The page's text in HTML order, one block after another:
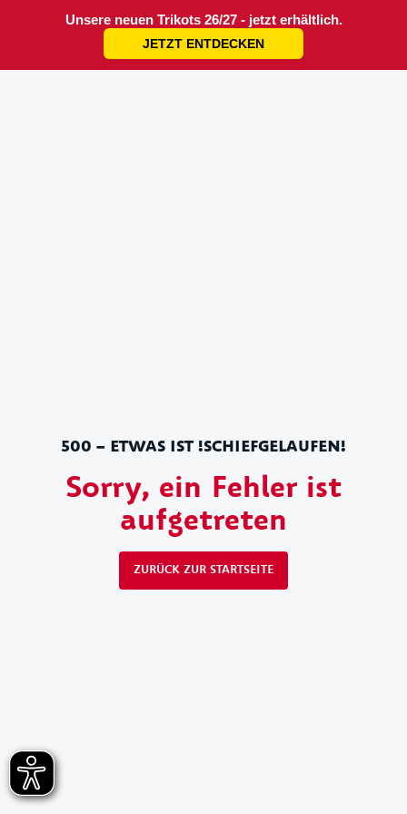
Unsere neuen Trikots 26/27 - jetzt erhältlich.
JETZT ENTDECKEN
500 – ETWAS IST !SCHIEFGELAUFEN!
Sorry, ein Fehler ist
aufgetreten
ZURÜCK ZUR STARTSEITE